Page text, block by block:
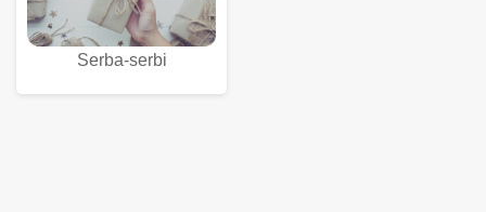
Serba-serbi